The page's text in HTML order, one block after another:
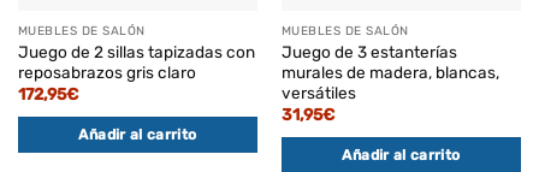
MUEBLES DE SALÓN
Juego de 2 sillas tapizadas con
reposabrazos gris claro
172,95€
Añadir al carrito
MUEBLES DE SALÓN
Juego de 3 estanterías
murales de madera, blancas,
versátiles
31,95€
Añadir al carrito